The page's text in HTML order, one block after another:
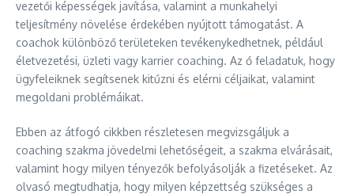
vezetői képességek javítása, valamint a munkahelyi
teljesítmény növelése érdekében nyújtott támogatást. A
coachok különböző területeken tevékenykedhetnek, például
életvezetési, üzleti vagy karrier coaching. Az ő feladatuk, hogy
ügyfeleiknek segítsenek kitűzni és elérni céljaikat, valamint
megoldani problémáikat.
Ebben az átfogó cikkben részletesen megvizsgáljuk a
coaching szakma jövedelmi lehetőségeit, a szakma elvárásait,
valamint hogy milyen tényezők befolyásolják a fizetéseket. Az
olvasó megtudhatja, hogy milyen képzettség szükséges a